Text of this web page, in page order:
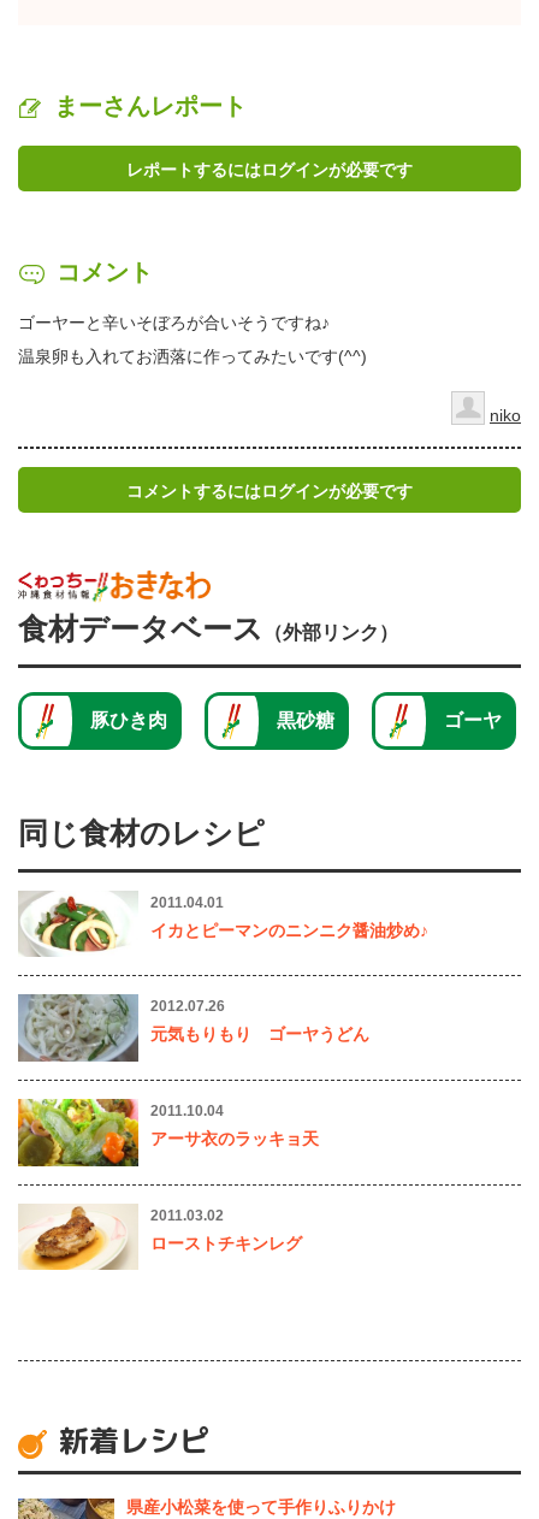
まーさんレポート
レポートするにはログインが必要です
コメント
ゴーヤーと辛いそぼろが合いそうですね♪
温泉卵も入れてお洒落に作ってみたいです(^^)
niko
コメントするにはログインが必要です
食材データベース （外部リンク）
豚ひき肉 黒砂糖 ゴーヤ
同じ食材のレシピ
2011.04.01
イカとピーマンのニンニク醤油炒め♪
2012.07.26
元気もりもり ゴーヤうどん
2011.10.04
アーサ衣のラッキョ天
2011.03.02
ローストチキンレグ
新着レシピ
県産⼩松菜を使って⼿作りふりかけ